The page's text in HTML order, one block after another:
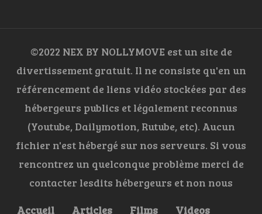
©2022 NEX BY NOLLYMOVE est un site de
divertissement gratuit. Il ne consiste qu'en un
référencement de liens vidéo stockées par des
hébergeurs publics et légalement reconnus
(Youtube, Dailymotion, Rutube, etc). Aucun
fichier n'est hébergé sur nos serveurs. Si vous
rencontrez un quelconque problème merci de
contacter lesdits hébergeurs et non nous
Accueil
Articles Films Videos